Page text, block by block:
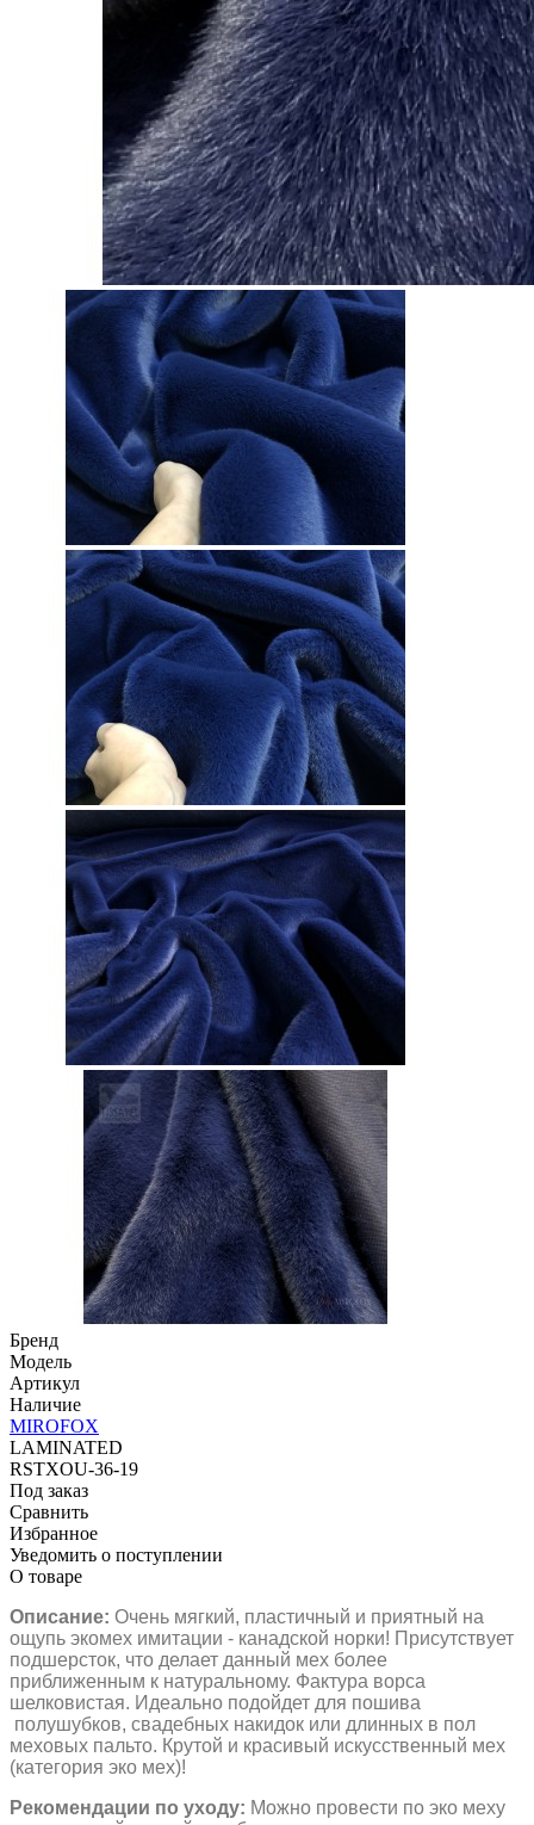
Бренд
Модель
Артикул
Наличие
MIROFOX
LAMINATED
RSTXOU-36-19
Под заказ
Сравнить
Избранное
Уведомить о поступлении
О товаре
Описание: Очень мягкий, пластичный и приятный на
ощупь экомех имитации - канадской норки! Присутствует
подшерсток, что делает данный мех более
приближенным к натуральному. Фактура ворса
шелковистая. Идеально подойдет для пошива
полушубков, свадебных накидок или длинных в пол
меховых пальто. Крутой и красивый искусственный мех
(категория эко мех)!
Рекомендации по уходу: Можно провести по эко меху